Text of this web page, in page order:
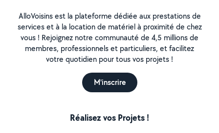
AlloVoisins est la plateforme dédiée aux prestations de
services et à la location de matériel à proximité de chez
vous ! Rejoignez notre communauté de 4,5 millions de
membres, professionnels et particuliers, et facilitez
votre quotidien pour tous vos projets !
M'inscrire
Réalisez vos Projets !